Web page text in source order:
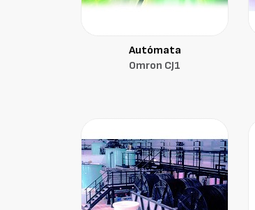
Autómata
Omron CJ1